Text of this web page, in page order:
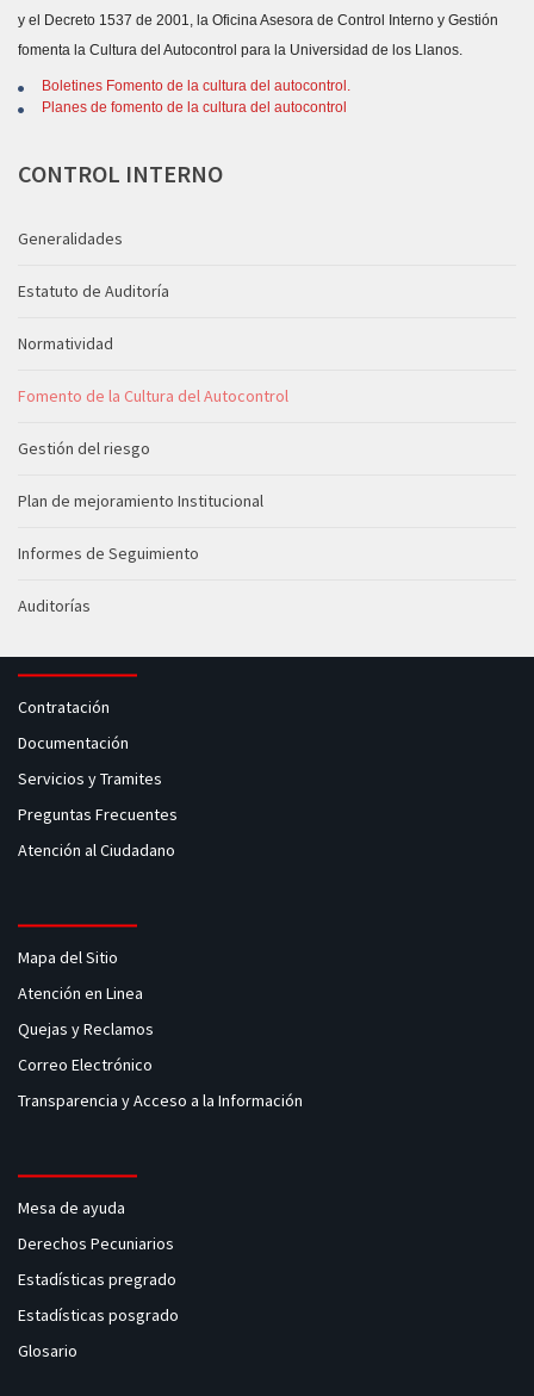
y el Decreto 1537 de 2001, la Oficina Asesora de Control Interno y Gestión
fomenta la Cultura del Autocontrol para la Universidad de los Llanos.
Boletines Fomento de la cultura del autocontrol.
Planes de fomento de la cultura del autocontrol
CONTROL INTERNO
Generalidades
Estatuto de Auditoría
Normatividad
Fomento de la Cultura del Autocontrol
Gestión del riesgo
Plan de mejoramiento Institucional
Informes de Seguimiento
Auditorías
Contratación
Documentación
Servicios y Tramites
Preguntas Frecuentes
Atención al Ciudadano
Mapa del Sitio
Atención en Linea
Quejas y Reclamos
Correo Electrónico
Transparencia y Acceso a la Información
Mesa de ayuda
Derechos Pecuniarios
Estadísticas pregrado
Estadísticas posgrado
Glosario